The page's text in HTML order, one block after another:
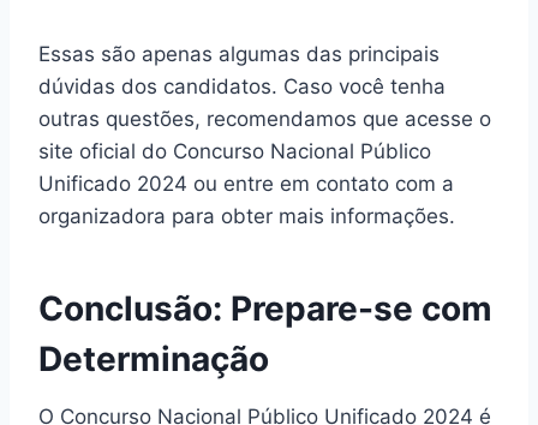
Essas são apenas algumas das principais
dúvidas dos candidatos. Caso você tenha
outras questões, recomendamos que acesse o
site oficial do Concurso Nacional Público
Unificado 2024 ou entre em contato com a
organizadora para obter mais informações.
Conclusão: Prepare-se com
Determinação
O Concurso Nacional Público Unificado 2024 é